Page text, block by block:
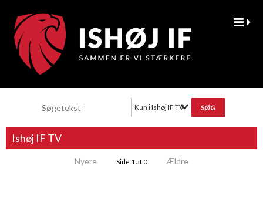
Kun i Ishøj IF TV
Ishøj IF TV
Nyere Side 1 af 0 Ældre